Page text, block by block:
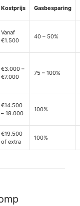
Kostprijs Gasbesparing
Vanaf
€1.500
40 – 50%
€3.000 –
€7.000
75 – 100%
€14.500
– 18.000
100%
€19.500
of extra
100%